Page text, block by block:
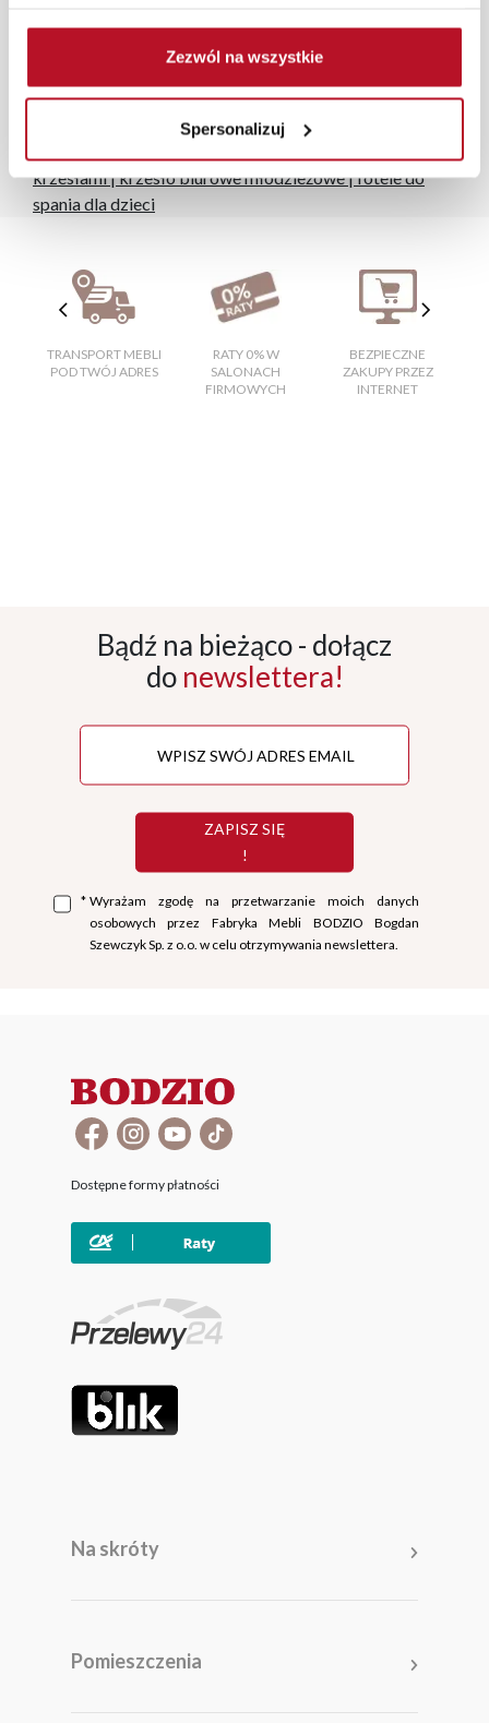
Zezwól na wszystkie
Spersonalizuj
Rzeczywiste kolory i struktura materiałów mogą różnić
się od widocznych na ekranie, zależnie od ustawień
Popularne wyszukania:
krzesłami|krzesło biurowe młodzieżowe|fotele do
spania dla dzieci
TRANSPORT MEBLI
POD TWÓJ ADRES
RATY 0% W
SALONACH
FIRMOWYCH
BEZPIECZNE
ZAKUPY PRZEZ
INTERNET
Bądź na bieżąco - dołącz
do newslettera!
ZAPISZ SIĘ
!
* Wyrażam zgodę na przetwarzanie moich danych
osobowych przez Fabryka Mebli BODZIO Bogdan
Szewczyk Sp. z o.o. w celu otrzymywania newslettera.
Dostępne formy płatności
Na skróty
Pomieszczenia
Pomieszczenia